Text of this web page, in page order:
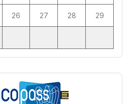
26 27 28 29